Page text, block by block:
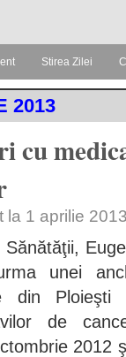
Stirea Zilei
2013
cu
la 1 aprilie
Sănătăţii,
unei
din
de
2012